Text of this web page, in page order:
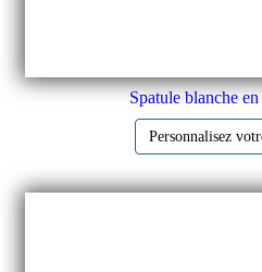
Spatule blanche
Personnalisez